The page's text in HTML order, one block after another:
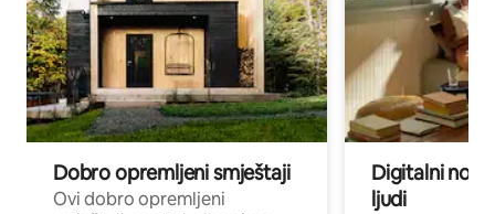
Dobro opremljeni smještaji
Ovi dobro opremljeni
Digitalni
ljudi